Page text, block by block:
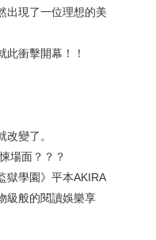
現了一位理想的美
衝擊開幕！！
變了。
場面？？？
學園》平本AKIRA
般的閱讀娛樂享